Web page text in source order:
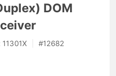
DOM
11301X #12682